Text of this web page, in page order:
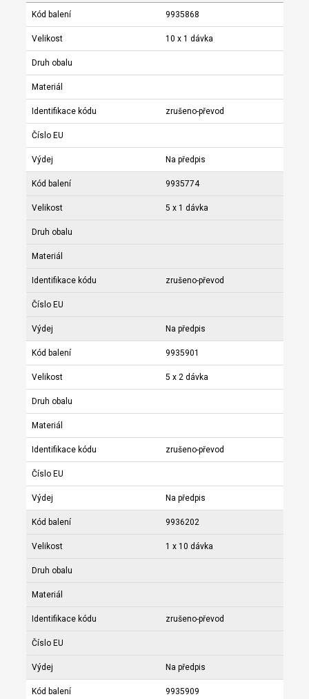
Kód balení 9935868
Velikost 10 x 1 dávka
Druh obalu
Materiál
Identifikace kódu zrušeno-převod
Číslo EU
Výdej Na předpis
Kód balení 9935774
Velikost 5 x 1 dávka
Druh obalu
Materiál
Identifikace kódu zrušeno-převod
Číslo EU
Výdej Na předpis
Kód balení 9935901
Velikost 5 x 2 dávka
Druh obalu
Materiál
Identifikace kódu zrušeno-převod
Číslo EU
Výdej Na předpis
Kód balení 9936202
Velikost 1 x 10 dávka
Druh obalu
Materiál
Identifikace kódu zrušeno-převod
Číslo EU
Výdej Na předpis
Kód balení 9935909